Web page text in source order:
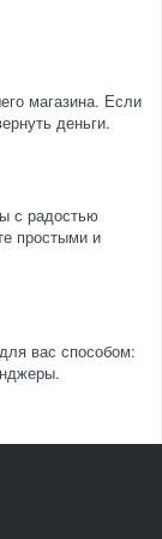
магазина. Если
деньги.
с радостью
простыми и
вас способом: